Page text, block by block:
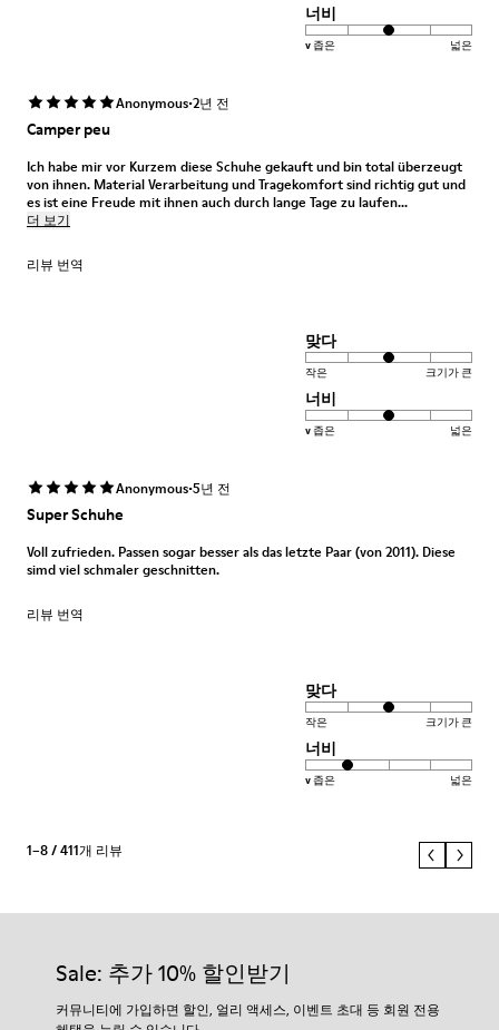
너비
v 좁은 넓은
Anonymous·2년 전
Camper peu
Ich habe mir vor Kurzem diese Schuhe gekauft und bin total überzeugt
von ihnen. Material Verarbeitung und Tragekomfort sind richtig gut und
es ist eine Freude mit ihnen auch durch lange Tage zu laufen...
더 보기
리뷰 번역
맞다
작은 크기가 큰
너비
v 좁은 넓은
Anonymous·5년 전
Super Schuhe
Voll zufrieden. Passen sogar besser als das letzte Paar (von 2011). Diese
simd viel schmaler geschnitten.
리뷰 번역
맞다
작은 크기가 큰
너비
v 좁은 넓은
1–8 / 411개 리뷰
Sale: 추가 10% 할인받기
커뮤니티에 가입하면 할인, 얼리 액세스, 이벤트 초대 등 회원 전용